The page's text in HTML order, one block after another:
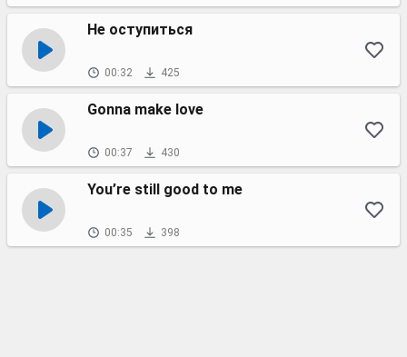
Не оступиться
00:32 425
Gonna make love
00:37 430
You’re still good to me
00:35 398